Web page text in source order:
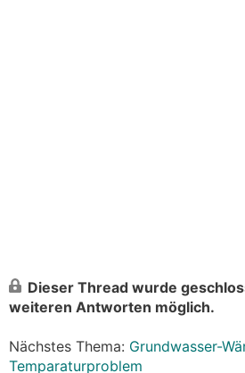
Dieser Thread wurde
weiteren Antworten möglich.
Nächstes Thema: Grundwasser-
Temparaturproblem